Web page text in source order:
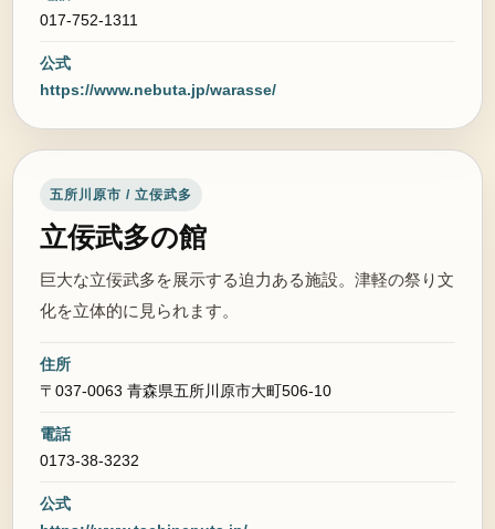
017-752-1311
公式
https://www.nebuta.jp/warasse/
五所川原市 / 立佞武多
立佞武多の館
巨大な立佞武多を展示する迫力ある施設。津軽の祭り文
化を立体的に見られます。
住所
〒037-0063 青森県五所川原市大町506-10
電話
0173-38-3232
公式